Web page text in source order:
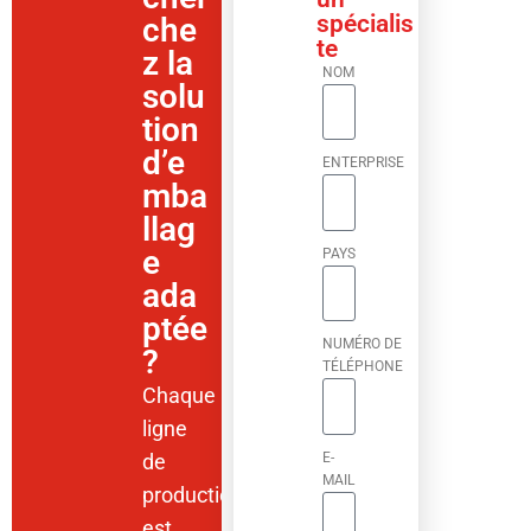
che
z la
solu
tion
d’e
mba
llag
e
ada
ptée
?
Chaque
ligne
de
production
spécialis
te
NOM
ENTERPRISE
PAYS
NUMÉRO DE
TÉLÉPHONE
E-
MAIL